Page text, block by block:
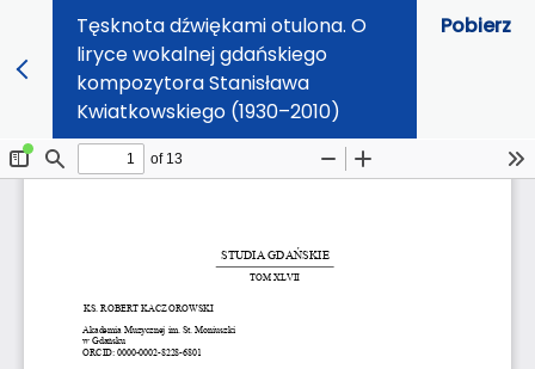
Tęsknota dźwiękami otulona. O
liryce wokalnej gdańskiego
kompozytora Stanisława
Kwiatkowskiego (1930–2010)
Pobierz